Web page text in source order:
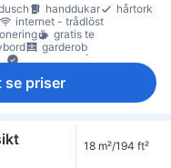
handdukar
hårtork
internet - trådlöst
gratis te
garderob
Barnsäng (på begäran)
se priser
18 m²/194 ft²